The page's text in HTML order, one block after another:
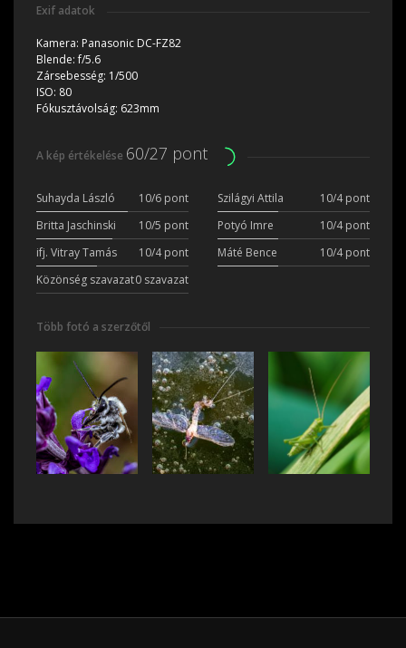
Exif adatok
Kamera: Panasonic DC-FZ82
Blende:f/5.6
Zársebesség: 1/500
ISO: 80
Fókusztávolság: 623mm
A kép értékelése 60/27 pont
Suhayda László 10/6 pont Szilágyi Attila
10/4 pont
Britta Jaschinski
10/5 pont Potyó Imre
10/4 pont
ifj. Vitray Tamás
10/4 pont Máté Bence
10/4 pont
Közönség szavazat0 szavazat
Több fotó a szerzőtől